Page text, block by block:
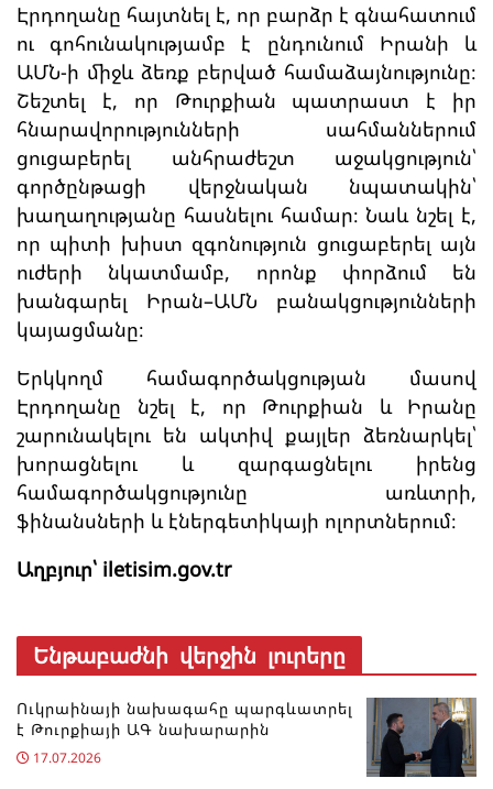
Էրդողանը հայտնել է, որ բարձր է գնահատում
ու գոհունակությամբ է ընդունում Իրանի և
ԱՄՆ-ի միջև ձեռք բերված համաձայնությունը։
Շեշտել է, որ Թուրքիան պատրաստ է իր
հնարավորությունների սահմաններում
ցուցաբերել անհրաժեշտ աջակցություն՝
գործընթացի վերջնական նպատակին՝
խաղաղությանը հասնելու համար։ Նաև նշել է,
որ պիտի խիստ զգոնություն ցուցաբերել այն
ուժերի նկատմամբ, որոնք փորձում են
խանգարել Իրան–ԱՄՆ բանակցությունների
կայացմանը։
Երկկողմ համագործակցության մասով
Էրդողանը նշել է, որ Թուրքիան և Իրանը
շարունակելու են ակտիվ քայլեր ձեռնարկել՝
խորացնելու և զարգացնելու իրենց
համագործակցությունը առևտրի,
ֆինանսների և էներգետիկայի ոլորտներում։
Աղբյուր՝ iletisim.gov.tr
Ենթաբաժնի վերջին լուրերը
Ուկրաինայի նախագահը պարգևատրել
է Թուրքիայի ԱԳ նախարարին
17.07.2026